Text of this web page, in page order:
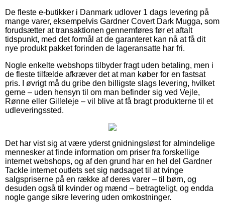
De fleste e-butikker i Danmark udlover 1 dags levering på
mange varer, eksempelvis Gardner Covert Dark Mugga, som
forudsætter at transaktionen gennemføres før et aftalt
tidspunkt, med det formål at de garanteret kan nå at få dit
nye produkt pakket forinden de lageransatte har fri.
Nogle enkelte webshops tilbyder fragt uden betaling, men i
de fleste tilfælde afkræver det at man køber for en fastsat
pris. I øvrigt må du gribe den billigste slags levering, hvilket
gerne – uden hensyn til om man befinder sig ved Vejle,
Rønne eller Gilleleje – vil blive at få bragt produkterne til et
udleveringssted.
Det har vist sig at være yderst gnidningsløst for almindelige
mennesker at finde information om priser fra forskellige
internet webshops, og af den grund har en hel del Gardner
Tackle internet outlets set sig nødsaget til at tvinge
salgspriserne på en række af deres varer – til børn, og
desuden også til kvinder og mænd – betragteligt, og endda
nogle gange sikre levering uden omkostninger.